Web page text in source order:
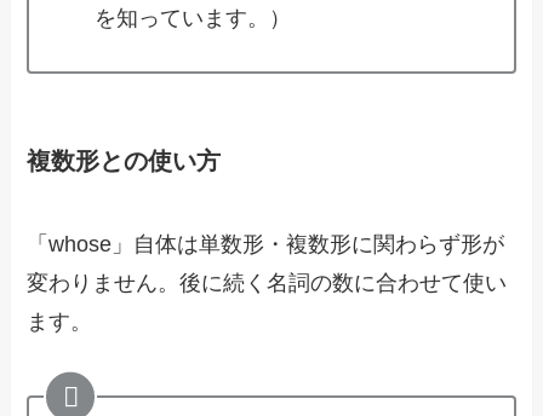
を知っています。）
複数形との使い方
「whose」自体は単数形・複数形に関わらず形が
変わりません。後に続く名詞の数に合わせて使い
ます。